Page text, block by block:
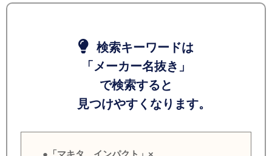
検索キーワードは
「メーカー名抜き」
で検索すると
見つけやすくなります。
●「マキタ インパクト」×